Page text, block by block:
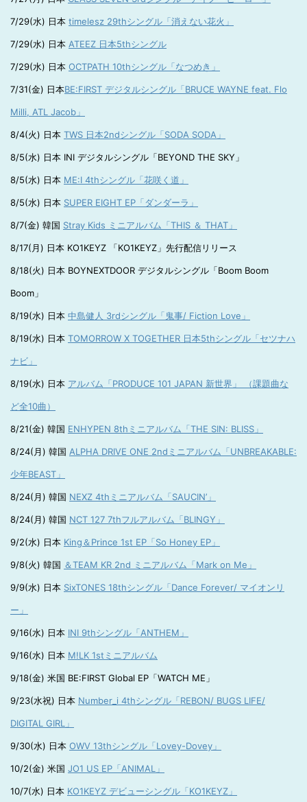
7/29(水) 日本 timelesz 29thシングル「消えない花火」
7/29(水) 日本 ATEEZ 日本5thシングル
7/29(水) 日本 OCTPATH 10thシングル「なつめき」
7/31(金) 日本BE:FIRST デジタルシングル「BRUCE WAYNE feat. Flo
Milli, ATL Jacob」
8/4(火) 日本 TWS 日本2ndシングル「SODA SODA」
8/5(水) 日本 INI デジタルシングル「BEYOND THE SKY」
8/5(水) 日本 ME:I 4thシングル「花咲く道」
8/5(水) 日本 SUPER EIGHT EP「ダンダーラ」
8/7(金) 韓国 Stray Kids ミニアルバム「THIS ＆ THAT」
8/17(月) 日本 KO1KEYZ 「KO1KEYZ」先行配信リリース
8/18(火) 日本 BOYNEXTDOOR デジタルシングル「Boom Boom
Boom」
8/19(水) 日本 中島健人 3rdシングル「鬼事/ Fiction Love」
8/19(水) 日本 TOMORROW X TOGETHER 日本5thシングル「セツナハ
ナビ」
8/19(水) 日本 アルバム「PRODUCE 101 JAPAN 新世界」 （課題曲な
ど全10曲）
8/21(金) 韓国 ENHYPEN 8thミニアルバム「THE SIN: BLISS」
8/24(月) 韓国 ALPHA DRIVE ONE 2ndミニアルバム「UNBREAKABLE:
少年BEAST」
8/24(月) 韓国 NEXZ 4thミニアルバム「SAUCIN’」
8/24(月) 韓国 NCT 127 7thフルアルバム「BLINGY」
9/2(水) 日本 King＆Prince 1st EP「So Honey EP」
9/8(火) 韓国 ＆TEAM KR 2nd ミニアルバム「Mark on Me」
9/9(水) 日本 SixTONES 18thシングル「Dance Forever/ マイオンリ
ー」
9/16(水) 日本 INI 9thシングル「ANTHEM」
9/16(水) 日本 M!LK 1stミニアルバム
9/18(金) 米国 BE:FIRST Global EP「WATCH ME」
9/23(水祝) 日本 Number_i 4thシングル「REBON/ BUGS LIFE/
DIGITAL GIRL」
9/30(水) 日本 OWV 13thシングル「Lovey-Dovey」
10/2(金) 米国 JO1 US EP「ANIMAL」
10/7(水) 日本 KO1KEYZ デビューシングル「KO1KEYZ」